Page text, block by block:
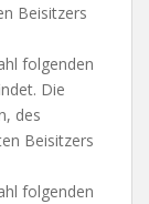
Beisitzers
folgenden
Die
des
Beisitzers
folgenden